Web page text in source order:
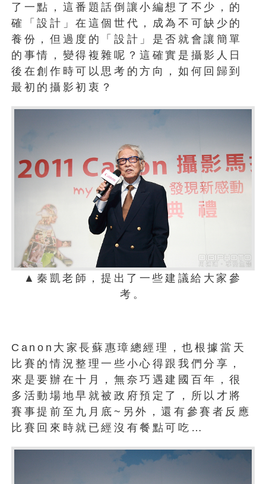
了一點，這番題話倒讓小編想了不少，的
確「設計」在這個世代，成為不可缺少的
養份，但過度的「設計」是否就會讓簡單
的事情，變得複雜呢？這確實是攝影人日
後在創作時可以思考的方向，如何回歸到
最初的攝影初衷？
▲秦凱老師，提出了一些建議給大家參
考。
Canon大家長蘇惠璋總經理，也根據當天
比賽的情況整理一些小心得跟我們分享，
來是要辦在十月，無奈巧遇建國百年，很
多活動場地早就被政府預定了，所以才將
賽事提前至九月底~另外，還有參賽者反應
比賽回來時就已經沒有餐點可吃…